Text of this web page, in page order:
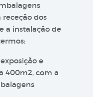
dos
a instalação de
e
400m2, com a